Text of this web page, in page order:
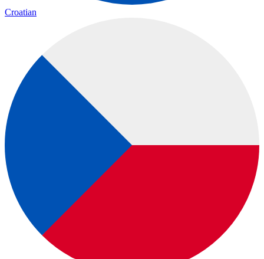
Croatian